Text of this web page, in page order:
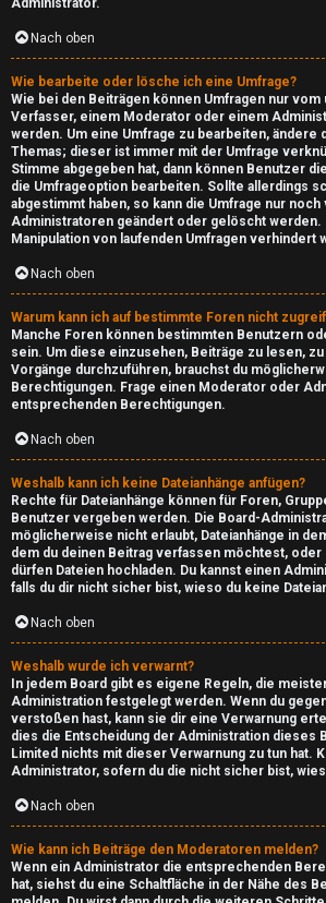
Administrator.
Nach oben
Wie bearbeite oder lösche ich eine Umfrage?
Wie bei den Beiträgen können Umfragen nur
Verfasser, einem Moderator oder einem
werden. Um eine Umfrage zu bearbeiten, ändere
Themas; dieser ist immer mit der Umfrage
Stimme abgegeben hat, dann können Benutzer
die Umfrageoption bearbeiten. Sollte allerdings
abgestimmt haben, so kann die Umfrage nur
Administratoren geändert oder gelöscht werden.
Manipulation von laufenden Umfragen verhindert
Nach oben
Warum kann ich auf bestimmte Foren nicht
Manche Foren können bestimmten Benutzern
sein. Um diese einzusehen, Beiträge zu lesen,
Vorgänge durchzuführen, brauchst du
Berechtigungen. Frage einen Moderator oder
entsprechenden Berechtigungen.
Nach oben
Weshalb kann ich keine Dateianhänge anfügen?
Rechte für Dateianhänge können für Foren,
Benutzer vergeben werden. Die Board-
möglicherweise nicht erlaubt, Dateianhänge in
dem du deinen Beitrag verfassen möchtest,
dürfen Dateien hochladen. Du kannst einen
falls du dir nicht sicher bist, wieso du keine
Nach oben
Weshalb wurde ich verwarnt?
In jedem Board gibt es eigene Regeln, die
Administration festgelegt werden. Wenn du
verstoßen hast, kann sie dir eine Verwarnung
dies die Entscheidung der Administration dieses
Limited nichts mit dieser Verwarnung zu tun hat.
Administrator, sofern du die nicht sicher bist,
Nach oben
Wie kann ich Beiträge den Moderatoren melden?
Wenn ein Administrator die entsprechenden
hat, siehst du eine Schaltfläche in der Nähe des
r
e
n
a
↳
M
i
n
e
c
r
a
f
t
A
l
l
g
e
m
e